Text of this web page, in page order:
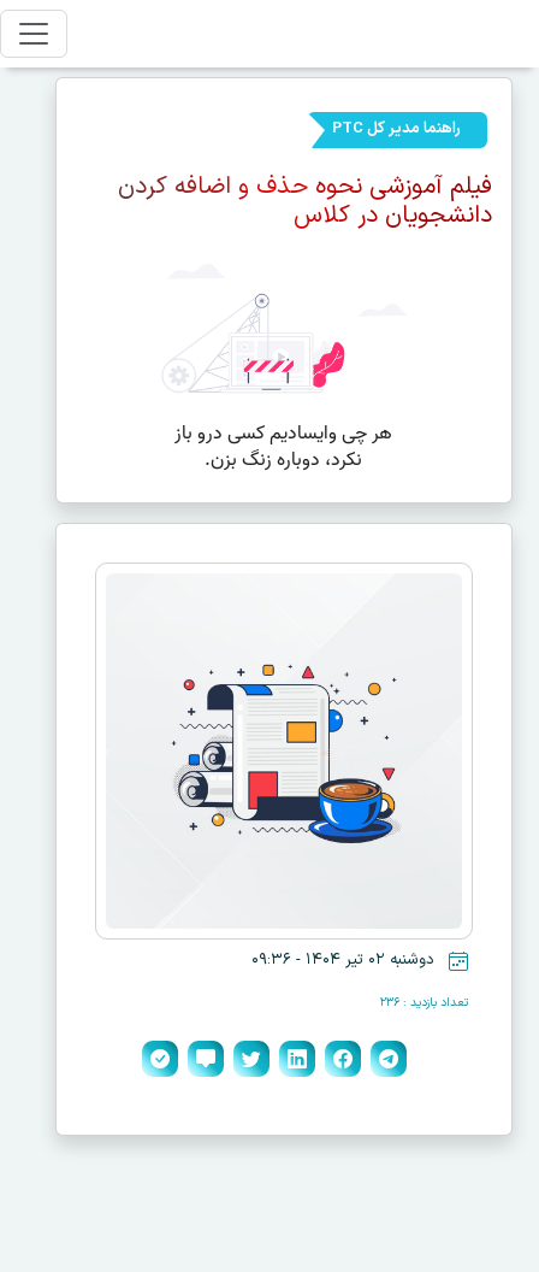
راهنما مدیر کل PTC
فیلم آموزشی نحوه حذف و اضافه کردن
دانشجویان در کلاس
دوشنبه ۰۲ تیر ۱۴۰۴ - ۰۹:۳۶
تعداد بازدید : ۲۳۶